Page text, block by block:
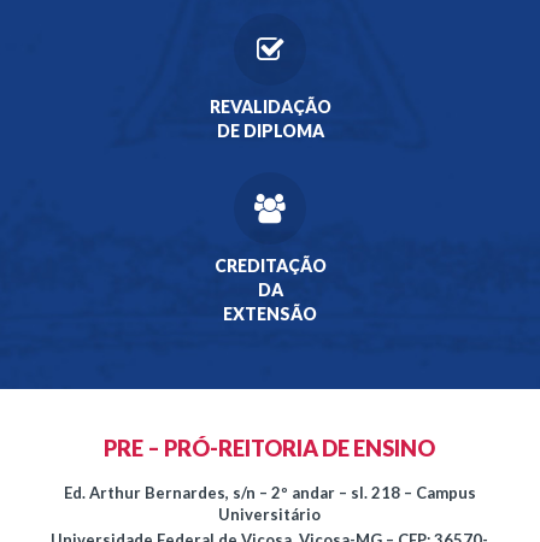
REVALIDAÇÃO
DE DIPLOMA
CREDITAÇÃO
DA
EXTENSÃO
PRE – PRÓ-REITORIA DE ENSINO
Ed. Arthur Bernardes, s/n – 2º andar – sl. 218 – Campus
Universitário